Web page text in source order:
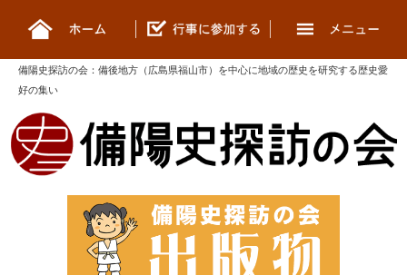
備陽史探訪の会 ： 備後地方（広島県福山市）を中心に地域の歴史を研究する歴史愛
好の集い